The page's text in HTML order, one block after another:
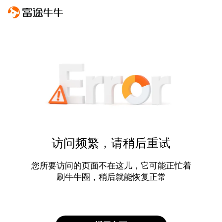
访问频繁，请稍后重试
您所要访问的页面不在这儿，它可能正忙着
刷牛牛圈，稍后就能恢复正常